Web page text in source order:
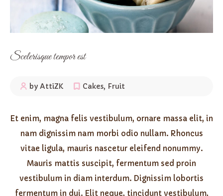
Scelerisque tempor est
by AttiZK Cakes, Fruit
Et enim, magna felis vestibulum, ornare massa elit, in
nam dignissim nam morbi odio nullam. Rhoncus
vitae ligula, mauris nascetur eleifend nonummy.
Mauris mattis suscipit, fermentum sed proin
vestibulum in diam interdum. Dignissim lobortis
fermentum in dui. Elit neque, tincidunt vestibulum,